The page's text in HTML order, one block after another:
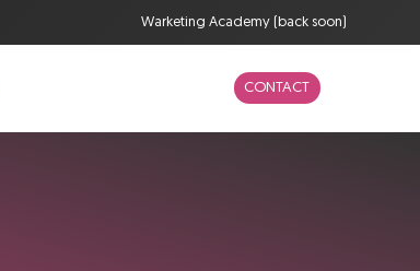
Warketing Academy (back soon)
CONTACT